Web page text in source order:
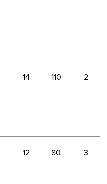
14 110 2
12 80 3